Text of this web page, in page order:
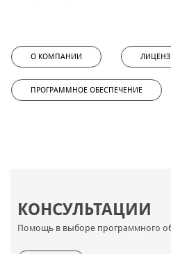
КОНСУЛЬТАЦИИ
Помощь в выборе программного
О КОМПАНИИ
ПРОГРАММНОЕ ОБЕСПЕЧЕНИЕ